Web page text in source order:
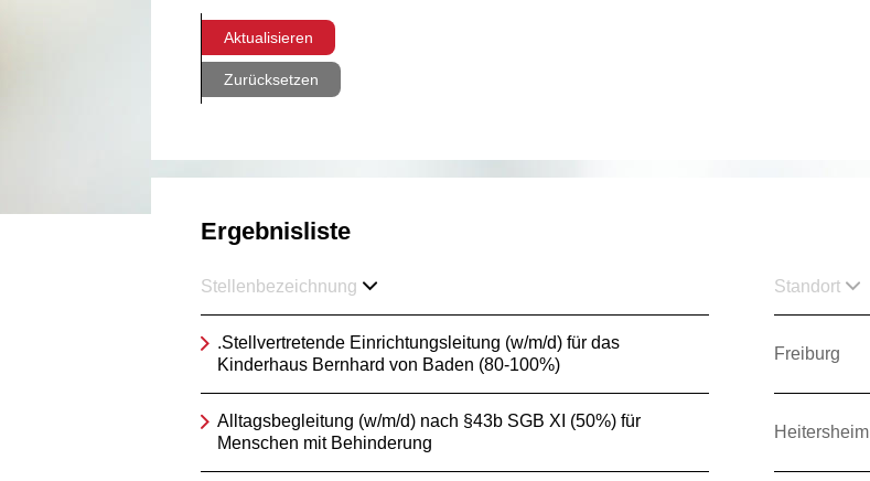
Aktualisieren
Zurücksetzen
Ergebnisliste
Stellenbezeichnung Standort
.Stellvertretende Einrichtungsleitung (w/m/d) für das
Kinderhaus Bernhard von Baden (80-100%)
Freiburg
Alltagsbegleitung (w/m/d) nach §43b SGB XI (50%) für
Menschen mit Behinderung
Heitersheim